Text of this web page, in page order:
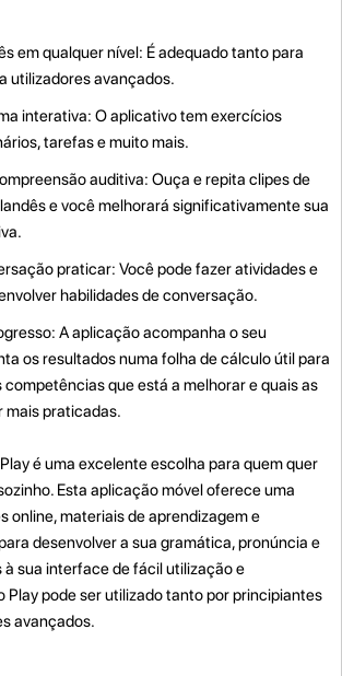
em qualquer nível: É adequado tanto para
utilizadores avançados.
interativa: O aplicativo tem exercícios
tarefas e muito mais.
auditiva: Ouça e repita clipes de
e você melhorará significativamente sua
praticar: Você pode fazer atividades e
habilidades de conversação.
A aplicação acompanha o seu
os resultados numa folha de cálculo útil para
competências que está a melhorar e quais as
mais praticadas.
é uma excelente escolha para quem quer
Esta aplicação móvel oferece uma
online, materiais de aprendizagem e
desenvolver a sua gramática, pronúncia e
sua interface de fácil utilização e
Play pode ser utilizado tanto por principiantes
avançados.